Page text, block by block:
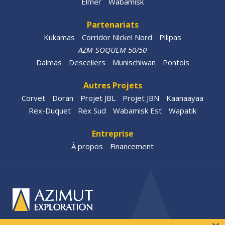
Partenariats
Kukamas Corridor Nickel Nord
Pilipas
AZM-SOQUEM 50/50
Dalmas
Desceliers Munischiwan Pontois
Autres Projets
Corvet Doran Projet JBL Projet JBN
Kaanaayaa
Rex-Duquet
Rex Sud Wabamisk Est Wapatik
Entreprise
À propos Financement